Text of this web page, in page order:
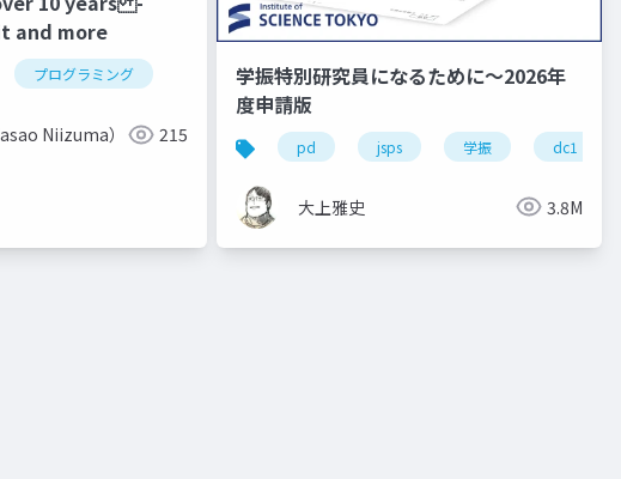
and more
プログラミング
Niizuma） 215
学振特別研究員になるために～2026年
度申請版
pd jsps 学振 dc1
大上雅史 3.8M